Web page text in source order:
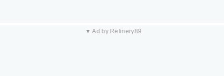
▼ Ad by Refinery89